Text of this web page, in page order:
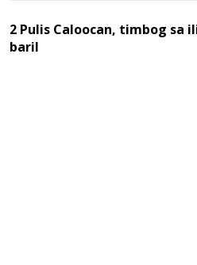
2 Pulis Caloocan, timbog sa
baril